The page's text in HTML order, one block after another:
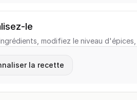
le
modifiez le niveau
la recette